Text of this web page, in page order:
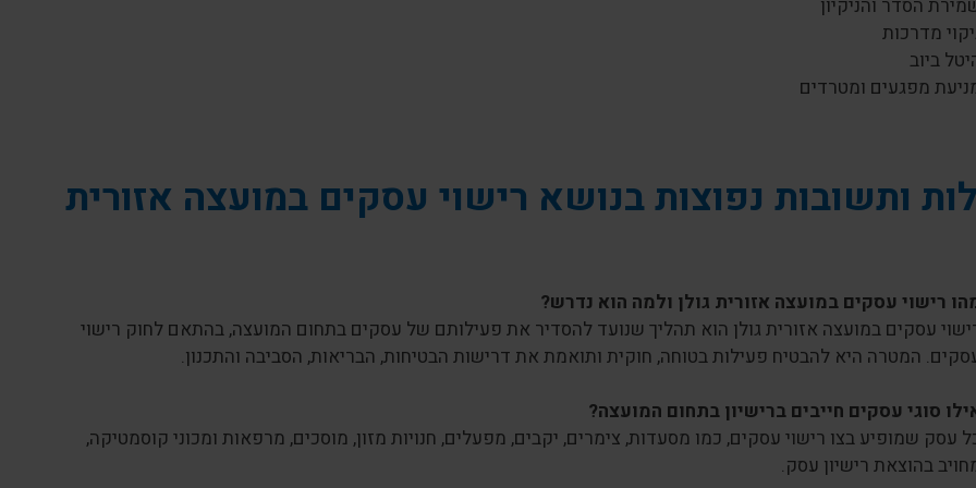
הסדר והניקיון
מדרכות
ביוב
מפגעים ומטרדים
ותשובות נפוצות בנושא רישוי עסקים במועצה אזורית
רישוי עסקים במועצה אזורית גולן ולמה הוא נדרש?
עסקים במועצה אזורית גולן הוא תהליך שנועד להסדיר את פעילותם של עסקים בתחום המועצה, בהתאם לחוק רישוי
המטרה היא להבטיח פעילות בטוחה, חוקית ותואמת את דרישות הבטיחות, הבריאות, הסביבה והתכנון.
סוגי עסקים חייבים ברישיון בתחום המועצה?
עסק שמופיע בצו רישוי עסקים, כמו מסעדות, צימרים, יקבים, מפעלים, חנויות מזון, מוסכים, מרפאות ומכוני קוסמטיקה,
בהוצאת רישיון עסק.